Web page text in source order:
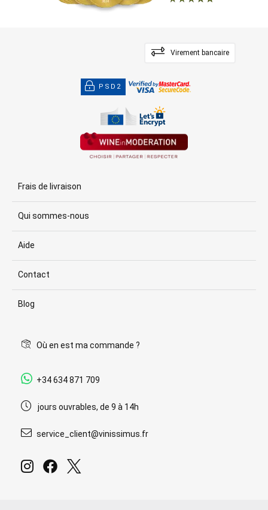
Virement bancaire
PSD2
Frais de livraison
Qui sommes-nous
Aide
Contact
Blog
Où en est ma commande ?
+34 634 871 709
jours ouvrables, de 9 à 14h
service_client@vinissimus.fr